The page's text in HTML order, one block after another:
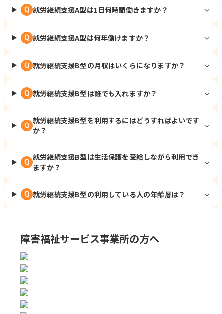
Q 就労継続支援A型は1日何時間働きますか？
Q 就労継続支援A型は何年働けますか？
Q 就労継続支援B型の月収はいくらになりますか？
Q 就労継続支援B型は誰でも入れますか？
Q
就労継続支援B型を利用するにはどうすればよいです
か？
Q
就労継続支援B型は生活保護を受給しながら利用でき
ますか？
Q 就労継続支援B型の利用している人の年齢層は？
障害福祉サービス事業所の方へ